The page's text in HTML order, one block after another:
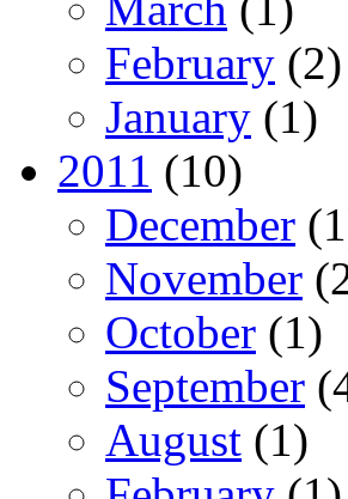
February (2)
January (1)
2011 (10)
December
November
October (1)
September
August (1)